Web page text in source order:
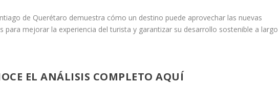
de Querétaro demuestra cómo un destino puede aprovechar las nuevas
para mejorar la experiencia del turista y garantizar su desarrollo sostenible a largo
EL ANÁLISIS COMPLETO AQUÍ